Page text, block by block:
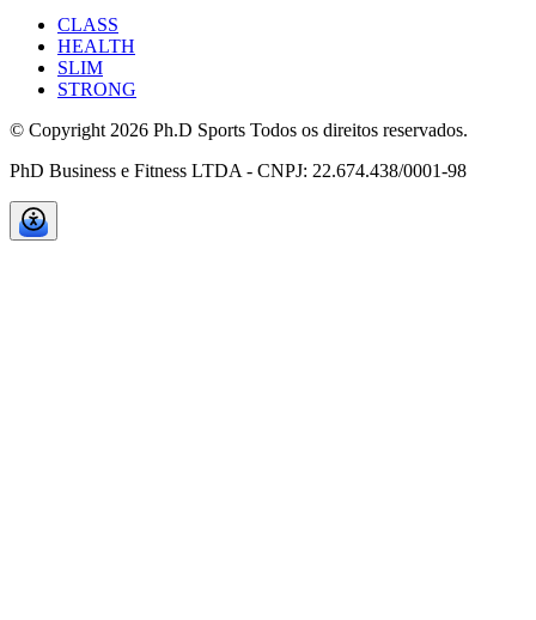
CLASS
HEALTH
SLIM
STRONG
© Copyright 2026 Ph.D Sports Todos os direitos reservados.
PhD Business e Fitness LTDA - CNPJ: 22.674.438/0001-98